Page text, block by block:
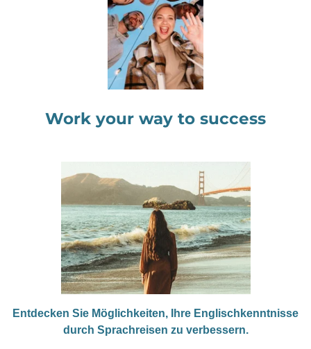
Work your way to success
Entdecken Sie Möglichkeiten, Ihre Englischkenntnisse
durch Sprachreisen zu verbessern.